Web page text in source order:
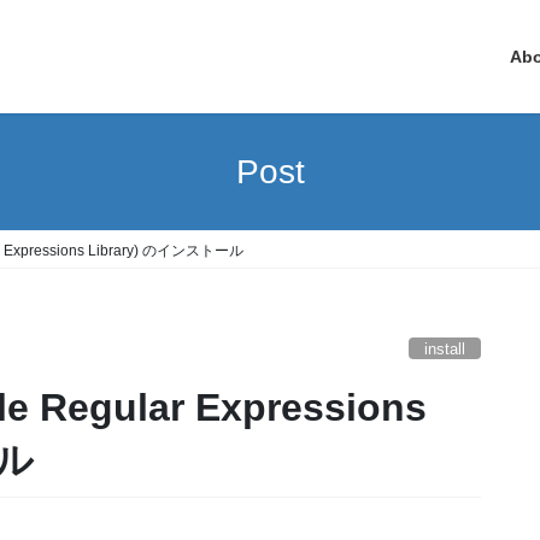
Post
Library) のインストール
install